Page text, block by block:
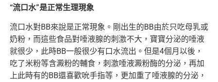
“流口水”是正常生理現象
流口水對BB來說是正常現象。剛出生的BB由於只吃母乳或
奶粉，而這些食品對唾液腺的刺激不大，寶寶分泌的唾液
就很少，此時BB一般很少有口水流出。但是4個月以後，
吃了米粉等含澱粉的輔食，刺激唾液澱粉酶的分泌，再加
上此時有的BB還喜歡吮手指等，更加重了唾液腺的分泌，